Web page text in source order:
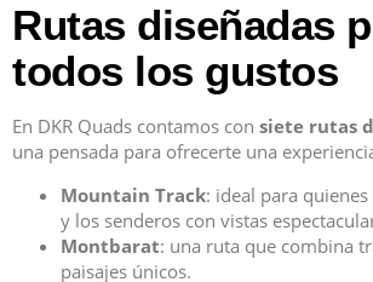
Rutas diseñadas
todos los gustos
En DKR Quads contamos con siete rutas
una pensada para ofrecerte una
Mountain Track: ideal para
y los senderos con vistas
Montbarat: una ruta que combina
paisajes únicos.